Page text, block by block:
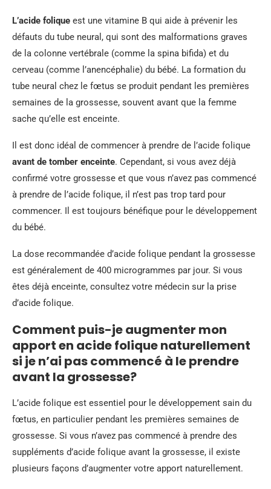
L’acide folique est une vitamine B qui aide à prévenir les
défauts du tube neural, qui sont des malformations graves
de la colonne vertébrale (comme la spina bifida) et du
cerveau (comme l’anencéphalie) du bébé. La formation du
tube neural chez le fœtus se produit pendant les premières
semaines de la grossesse, souvent avant que la femme
sache qu’elle est enceinte.
Il est donc idéal de commencer à prendre de l’acide folique
avant de tomber enceinte. Cependant, si vous avez déjà
confirmé votre grossesse et que vous n’avez pas commencé
à prendre de l’acide folique, il n’est pas trop tard pour
commencer. Il est toujours bénéfique pour le développement
du bébé.
La dose recommandée d’acide folique pendant la grossesse
est généralement de 400 microgrammes par jour. Si vous
êtes déjà enceinte, consultez votre médecin sur la prise
d’acide folique.
Comment puis-je augmenter mon
apport en acide folique naturellement
si je n’ai pas commencé à le prendre
avant la grossesse?
L’acide folique est essentiel pour le développement sain du
fœtus, en particulier pendant les premières semaines de
grossesse. Si vous n’avez pas commencé à prendre des
suppléments d’acide folique avant la grossesse, il existe
plusieurs façons d’augmenter votre apport naturellement.